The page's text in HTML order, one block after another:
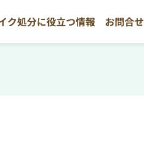
ク処分に役立つ情報 お問合せ